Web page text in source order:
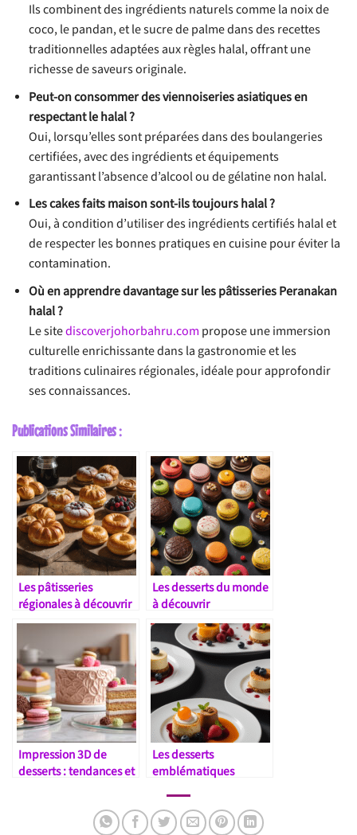
Ils combinent des ingrédients naturels comme la noix de
coco, le pandan, et le sucre de palme dans des recettes
traditionnelles adaptées aux règles halal, offrant une
richesse de saveurs originale.
Peut-on consommer des viennoiseries asiatiques en
respectant le halal ?
Oui, lorsqu’elles sont préparées dans des boulangeries
certifiées, avec des ingrédients et équipements
garantissant l’absence d’alcool ou de gélatine non halal.
Les cakes faits maison sont-ils toujours halal ?
Oui, à condition d’utiliser des ingrédients certifiés halal et
de respecter les bonnes pratiques en cuisine pour éviter la
contamination.
Où en apprendre davantage sur les pâtisseries Peranakan
halal ?
Le sitediscoverjohorbahru.com propose une immersion
culturelle enrichissante dans la gastronomie et les
traditions culinaires régionales, idéale pour approfondir
ses connaissances.
Publications Similaires :
Les pâtisseries
régionales à découvrir
en France
Les desserts du monde
à découvrir
Impression 3D de
desserts : tendances et
Les desserts
emblématiques